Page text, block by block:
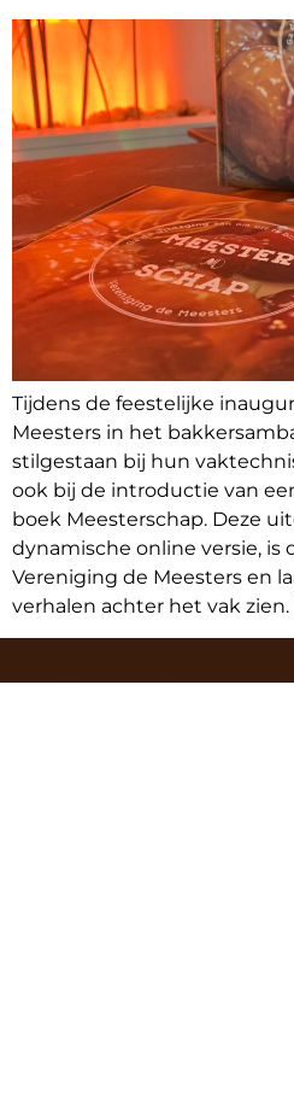
Tijdens de feestelijke
Meesters in het
stilgestaan bij hun
ook bij de introductie van
boek Meesterschap. Deze
dynamische online versie, is
Vereniging de Meesters en
verhalen achter het vak zien.
BAKKERSVAK & IJS-VAK